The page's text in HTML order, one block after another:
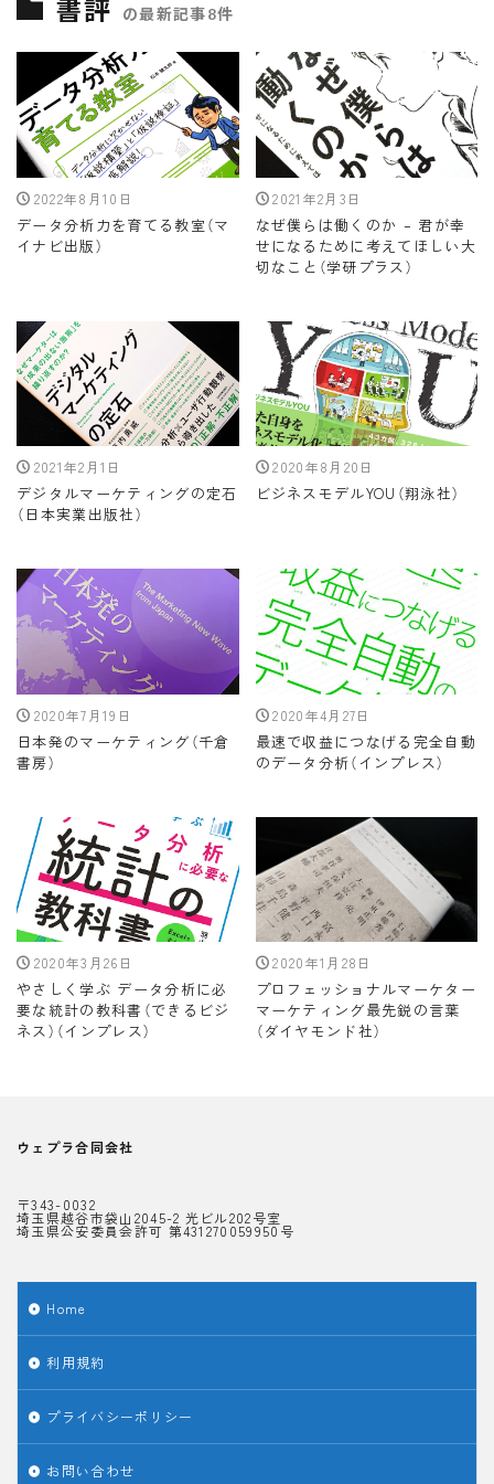
書評 の最新記事8件
2022年8月10日
データ分析力を育てる教室（マ
イナビ出版）
2021年2月3日
なぜ僕らは働くのか – 君が幸
せになるために考えてほしい大
切なこと（学研プラス）
2021年2月1日
デジタルマーケティングの定石
（日本実業出版社）
2020年8月20日
ビジネスモデルYOU（翔泳社）
2020年7月19日
日本発のマーケティング（千倉
書房）
2020年4月27日
最速で収益につなげる完全自動
のデータ分析（インプレス）
2020年3月26日
やさしく学ぶ データ分析に必
要な統計の教科書（できるビジ
ネス）（インプレス）
2020年1月28日
プロフェッショナルマーケター
マーケティング最先鋭の言葉
（ダイヤモンド社）
ウェプラ合同会社
〒343-0032
埼玉県越谷市袋山2045-2 光ビル202号室
埼玉県公安委員会許可 第431270059950号
Home
利用規約
プライバシーポリシー
お問い合わせ